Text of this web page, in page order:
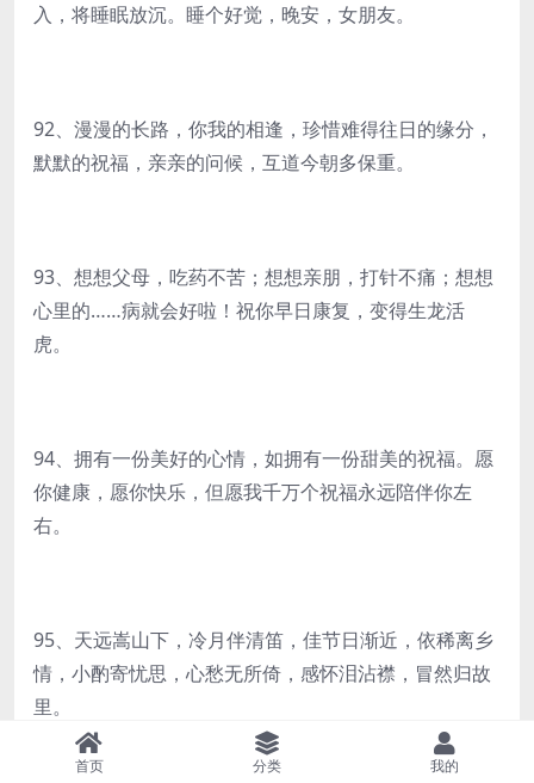
入，将睡眠放沉。睡个好觉，晚安，女朋友。
92、漫漫的长路，你我的相逢，珍惜难得往日的缘分，
默默的祝福，亲亲的问候，互道今朝多保重。
93、想想父母，吃药不苦；想想亲朋，打针不痛；想想
心里的……病就会好啦！祝你早日康复，变得生龙活
虎。
94、拥有一份美好的心情，如拥有一份甜美的祝福。愿
你健康，愿你快乐，但愿我千万个祝福永远陪伴你左
右。
95、天远嵩山下，冷月伴清笛，佳节日渐近，依稀离乡
情，小酌寄忧思，心愁无所倚，感怀泪沾襟，冒然归故
里。
首页 分类 我的